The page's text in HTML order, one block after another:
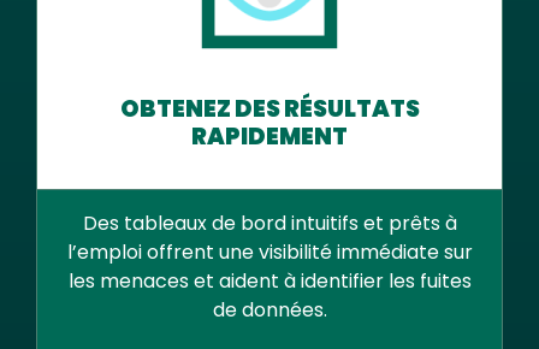
OBTENEZ DES RÉSULTATS
RAPIDEMENT
Des tableaux de bord intuitifs et prêts à
l’emploi offrent une visibilité immédiate sur
les menaces et aident à identifier les fuites
de données.